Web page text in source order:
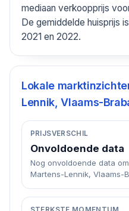
mediaan verkoopprijs
De gemiddelde huisprijs is
2021 en 2022.
Lokale
Lennik, Vlaams-
PRIJSVERSCHIL
Onvoldoende data
Nog onvoldoende data
Martens-Lennik, Vlaams-